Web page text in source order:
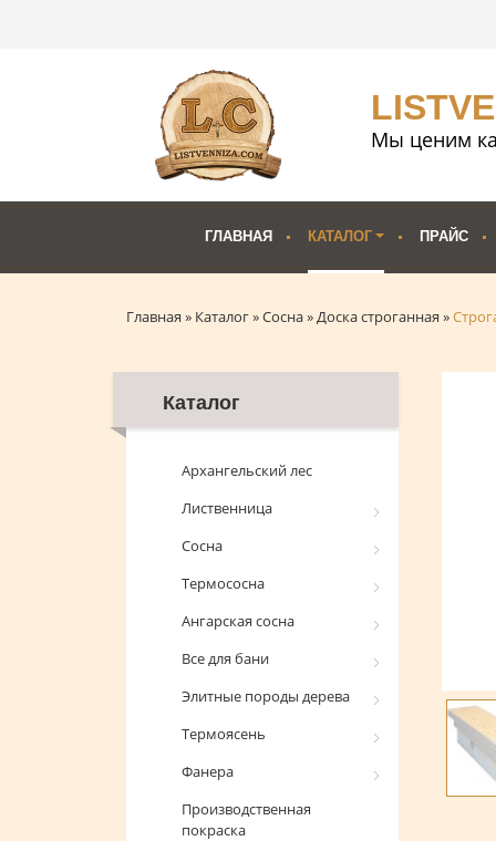
Мы ценим
ГЛАВНАЯ КАТАЛОГ ПРАЙС
Главная » Каталог»Сосна»Доска строганная »
Каталог
Архангельский лес
Лиственница
Сосна
Термососна
Ангарская сосна
Все для бани
Элитные породы дерева
Термоясень
Фанера
Производственная
покраска